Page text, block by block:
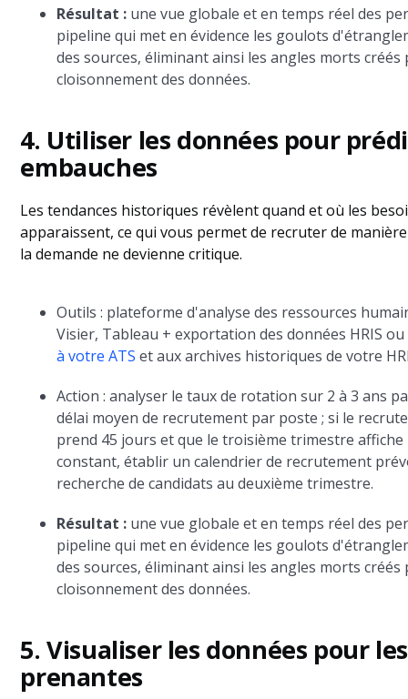
Résultat : une vue globale et en temps réel des
pipeline qui met en évidence les goulots
des sources, éliminant ainsi les angles morts créés
cloisonnement des données.
4. Utiliser les données pour
embauches
Les tendances historiques révèlent quand et où les
apparaissent, ce qui vous permet de recruter de
la demande ne devienne critique.
Outils : plateforme d'analyse des ressources
Visier, Tableau + exportation des données HRIS ou
à votre ATS et aux archives historiques de votre
Action : analyser le taux de rotation sur 2 à 3 ans
délai moyen de recrutement par poste ; si le
prend 45 jours et que le troisième trimestre
constant, établir un calendrier de recrutement
recherche de candidats au deuxième trimestre.
Résultat : une vue globale et en temps réel des
pipeline qui met en évidence les goulots
des sources, éliminant ainsi les angles morts créés
cloisonnement des données.
5. Visualiser les données pour
prenantes